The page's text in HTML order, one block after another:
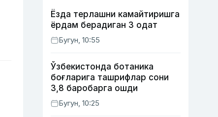
Ёзда терлашни камайтиришга
ёрдам берадиган 3 одат
Бугун, 10:55
Ўзбекистонда ботаника
боғларига ташрифлар сони
3,8 баробарга ошди
Бугун, 10:25